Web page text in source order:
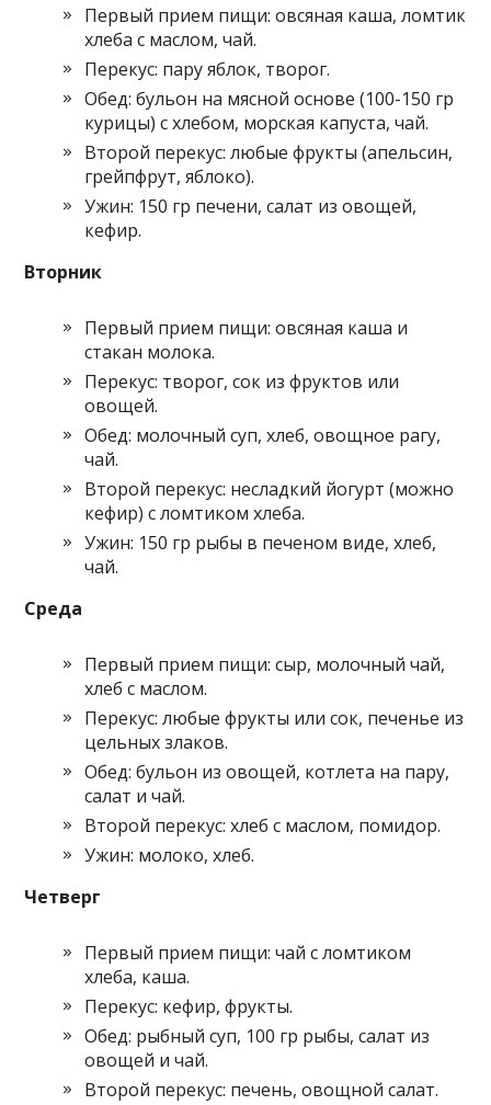
Первый прием пищи: овсяная каша, ломтик
хлеба с маслом, чай.
Перекус: пару яблок, творог.
Обед: бульон на мясной основе (100-150 гр
курицы) с хлебом, морская капуста, чай.
Второй перекус: любые фрукты (апельсин,
грейпфрут, яблоко).
Ужин: 150 гр печени, салат из овощей,
кефир.
Вторник
Первый прием пищи: овсяная каша и
стакан молока.
Перекус: творог, сок из фруктов или
овощей.
Обед: молочный суп, хлеб, овощное рагу,
чай.
Второй перекус: несладкий йогурт (можно
кефир) с ломтиком хлеба.
Ужин: 150 гр рыбы в печеном виде, хлеб,
чай.
Среда
Первый прием пищи: сыр, молочный чай,
хлеб с маслом.
Перекус: любые фрукты или сок, печенье из
цельных злаков.
Обед: бульон из овощей, котлета на пару,
салат и чай.
Второй перекус: хлеб с маслом, помидор.
Ужин: молоко, хлеб.
Четверг
Первый прием пищи: чай с ломтиком
хлеба, каша.
Перекус: кефир, фрукты.
Обед: рыбный суп, 100 гр рыбы, салат из
овощей и чай.
Второй перекус: печень, овощной салат.